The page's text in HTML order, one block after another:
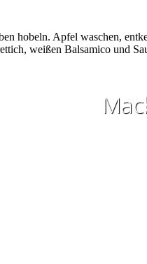
hobeln. Apfel waschen,
weißen Balsamico und